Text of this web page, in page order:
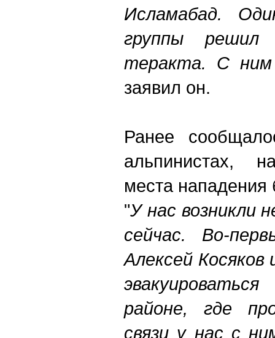
Исламабад.
группы
теракта. С
заявил он.
Ранее
альпинистах,
места нападения
"У нас возникли
сейчас. Во-
Алексей Косяков
районе, где
связи у нас с